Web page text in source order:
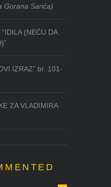
Gorana Sarića)
(NEĆU DA
IZRAZ” br. 101-
ZA VLADIMIRA